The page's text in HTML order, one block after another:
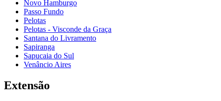
Novo Hamburgo
Passo Fundo
Pelotas
Pelotas - Visconde da Graça
Santana do Livramento
Sapiranga
Sapucaia do Sul
Venâncio Aires
Extensão